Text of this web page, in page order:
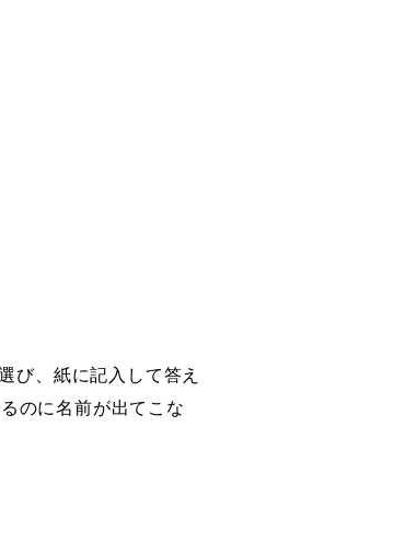
び、紙に記入して答え
のに名前が出てこな